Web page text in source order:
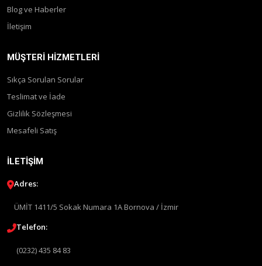
Blog ve Haberler
İletişim
MÜŞTERI HIZMETLERI
Sıkça Sorulan Sorular
Teslimat ve İade
Gizlilik Sözleşmesi
Mesafeli Satış
İLETIŞIM
Adres:
ÜMİT 1411/5 Sokak Numara 1A Bornova / İzmir
Telefon:
(0232) 435 84 83